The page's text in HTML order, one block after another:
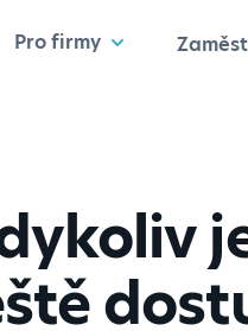
Pro firmy